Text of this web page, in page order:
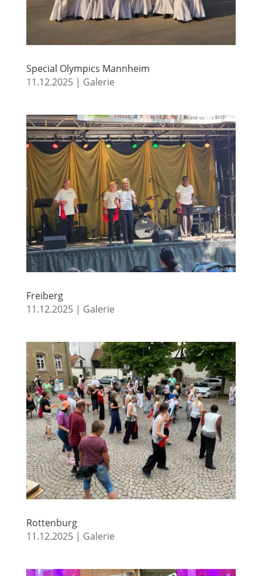
Special Olympics Mannheim
11.12.2025| Galerie
Freiberg
11.12.2025| Galerie
Rottenburg
11.12.2025| Galerie